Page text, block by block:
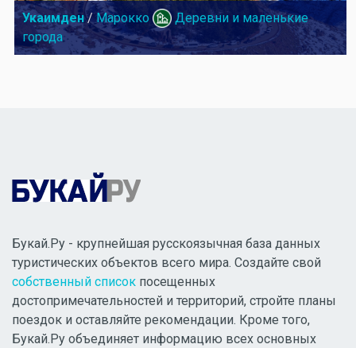
Укаимден/ Марокко
Деревни и маленькие
города
Букай.Ру - крупнейшая русскоязычная база данных
туристических объектов всего мира. Создайте свой
собственный список посещенных
достопримечательностей и территорий, стройте планы
поездок и оставляйте рекомендации. Кроме того,
Букай.Ру объединяет информацию всех основных